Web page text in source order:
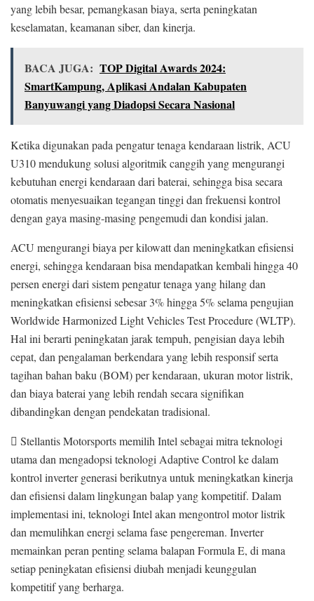
yang lebih besar, pemangkasan biaya, serta peningkatan
keselamatan, keamanan siber, dan kinerja.
BACA JUGA: TOP Digital Awards 2024:
SmartKampung, Aplikasi Andalan Kabupaten
Banyuwangi yang Diadopsi Secara Nasional
Ketika digunakan pada pengatur tenaga kendaraan listrik, ACU
U310 mendukung solusi algoritmik canggih yang mengurangi
kebutuhan energi kendaraan dari baterai, sehingga bisa secara
otomatis menyesuaikan tegangan tinggi dan frekuensi kontrol
dengan gaya masing-masing pengemudi dan kondisi jalan.
ACU mengurangi biaya per kilowatt dan meningkatkan efisiensi
energi, sehingga kendaraan bisa mendapatkan kembali hingga 40
persen energi dari sistem pengatur tenaga yang hilang dan
meningkatkan efisiensi sebesar 3% hingga 5% selama pengujian
Worldwide Harmonized Light Vehicles Test Procedure (WLTP).
Hal ini berarti peningkatan jarak tempuh, pengisian daya lebih
cepat, dan pengalaman berkendara yang lebih responsif serta
tagihan bahan baku (BOM) per kendaraan, ukuran motor listrik,
dan biaya baterai yang lebih rendah secara signifikan
dibandingkan dengan pendekatan tradisional.
 Stellantis Motorsports memilih Intel sebagai mitra teknologi
utama dan mengadopsi teknologi Adaptive Control ke dalam
kontrol inverter generasi berikutnya untuk meningkatkan kinerja
dan efisiensi dalam lingkungan balap yang kompetitif. Dalam
implementasi ini, teknologi Intel akan mengontrol motor listrik
dan memulihkan energi selama fase pengereman. Inverter
memainkan peran penting selama balapan Formula E, di mana
setiap peningkatan efisiensi diubah menjadi keunggulan
kompetitif yang berharga.